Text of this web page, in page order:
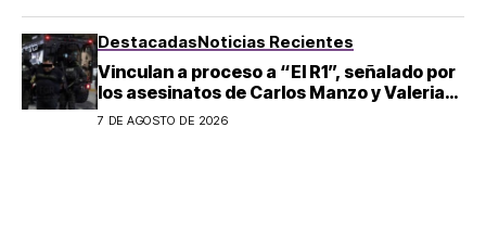
DestacadasNoticias Recientes
Vinculan a proceso a “El R1”, señalado por
los asesinatos de Carlos Manzo y Valeria
Márquez
7 DE AGOSTO DE 2026